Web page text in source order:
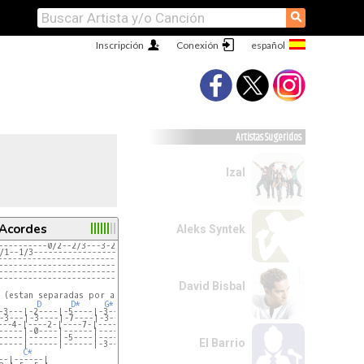
⚲
Conexión
Inscripción
0/2--2/3---3-2----------------------
1--1/3--------------------3--3/5--5----------
(estan separadas por acordes)
D D* G*
3---|-2----|-5----|-3----|-2----|-3-------3-|
3---|-3----|-7----|-3----|-3----|-3-------3-|
4-|----2-|----7-|----4-|----2-|----4------|
|-0----|------|------|-0----|-----------|
|------|-5----|------|------|-----------|
|------|------|-3----|------|-3-----3---|
C*
|------|
Artistas Sugeridos
Izal
Aleks Syntek
David Bisbal
El Barrio